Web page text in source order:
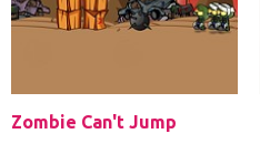
Zombie Can't Jump